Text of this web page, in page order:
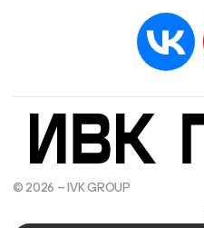
© 2026 – IVK GROUP
Есть учётная запись?